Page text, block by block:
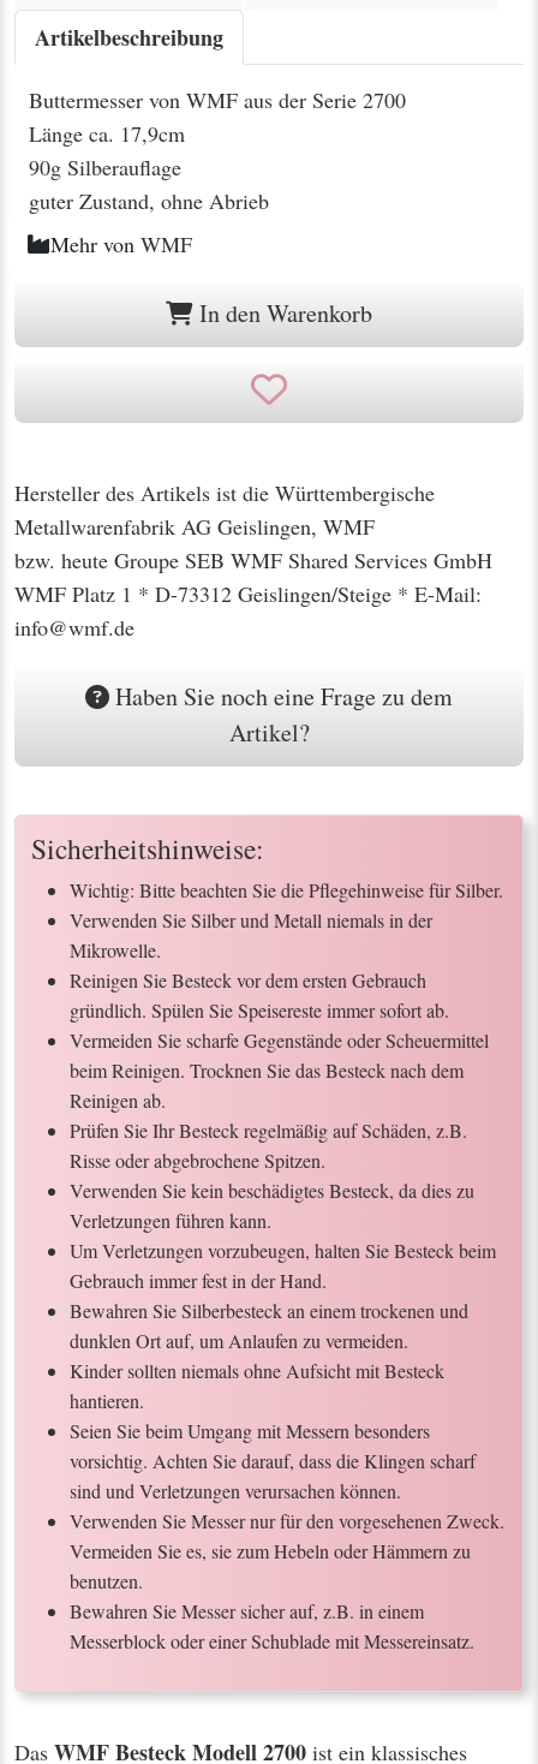
Artikelbeschreibung
Buttermesser von WMF aus der Serie 2700
Länge ca. 17,9cm
90g Silberauflage
guter Zustand, ohne Abrieb
Mehr von WMF
In den Warenkorb
Hersteller des Artikels ist die Württembergische
Metallwarenfabrik AG Geislingen, WMF
bzw. heute Groupe SEB WMF Shared Services GmbH
WMF Platz 1 * D-73312 Geislingen/Steige * E-Mail:
info@wmf.de
Haben Sie noch eine Frage zu dem
Artikel?
Sicherheitshinweise:
Wichtig: Bitte beachten Sie die Pflegehinweise für Silber.
Verwenden Sie Silber und Metall niemals in der
Mikrowelle.
Reinigen Sie Besteck vor dem ersten Gebrauch
gründlich. Spülen Sie Speisereste immer sofort ab.
Vermeiden Sie scharfe Gegenstände oder Scheuermittel
beim Reinigen. Trocknen Sie das Besteck nach dem
Reinigen ab.
Prüfen Sie Ihr Besteck regelmäßig auf Schäden, z.B.
Risse oder abgebrochene Spitzen.
Verwenden Sie kein beschädigtes Besteck, da dies zu
Verletzungen führen kann.
Um Verletzungen vorzubeugen, halten Sie Besteck beim
Gebrauch immer fest in der Hand.
Bewahren Sie Silberbesteck an einem trockenen und
dunklen Ort auf, um Anlaufen zu vermeiden.
Kinder sollten niemals ohne Aufsicht mit Besteck
hantieren.
Seien Sie beim Umgang mit Messern besonders
vorsichtig. Achten Sie darauf, dass die Klingen scharf
sind und Verletzungen verursachen können.
Verwenden Sie Messer nur für den vorgesehenen Zweck.
Vermeiden Sie es, sie zum Hebeln oder Hämmern zu
benutzen.
Bewahren Sie Messer sicher auf, z.B. in einem
Messerblock oder einer Schublade mit Messereinsatz.
Das WMF Besteck Modell 2700 ist ein klassisches